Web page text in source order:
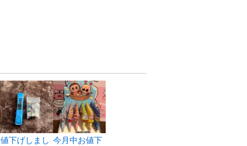
値下げしまし 今月中お値下